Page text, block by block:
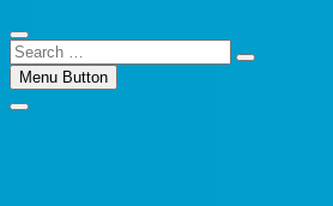
Search
…Menu Button